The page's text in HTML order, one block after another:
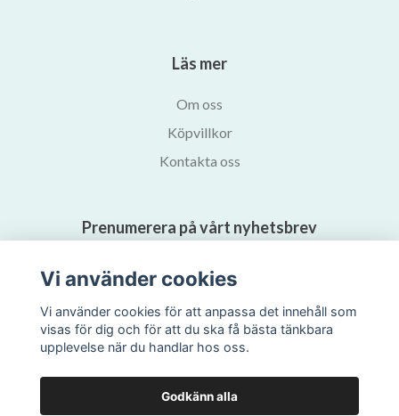
Läs mer
Om oss
Köpvillkor
Kontakta oss
Prenumerera på vårt nyhetsbrev
Vi använder cookies
Vi använder cookies för att anpassa det innehåll som
visas för dig och för att du ska få bästa tänkbara
upplevelse när du handlar hos oss.
Godkänn alla